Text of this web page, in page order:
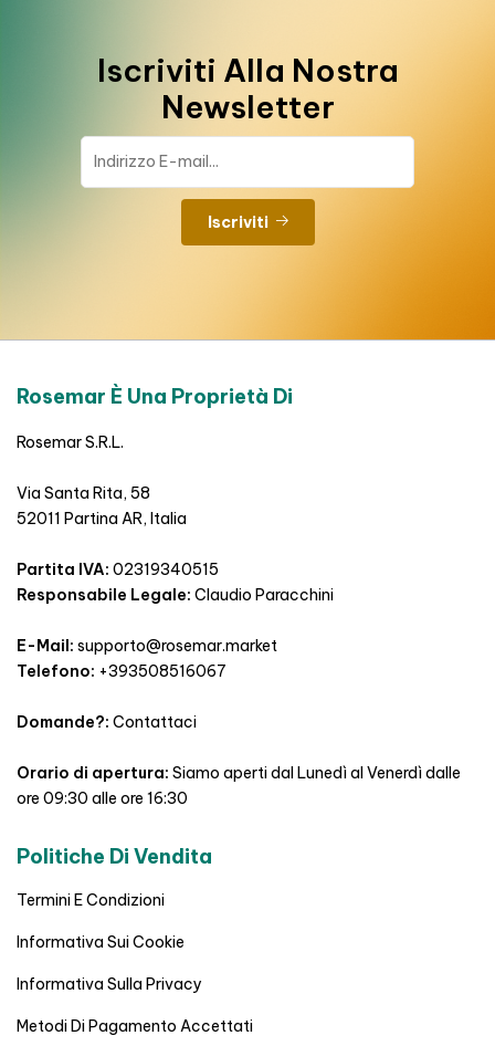
Iscriviti Alla Nostra
Newsletter
Iscriviti
Rosemar È Una Proprietà Di
Rosemar S.R.L.
Via Santa Rita, 58
52011 Partina AR, Italia
Partita IVA: 02319340515
Responsabile Legale: Claudio Paracchini
E-Mail: supporto@rosemar.market
Telefono: +393508516067
Domande?: Contattaci
Orario di apertura: Siamo aperti dal Lunedì al Venerdì dalle
ore 09:30 alle ore 16:30
Politiche Di Vendita
Termini E Condizioni
Informativa Sui Cookie
Informativa Sulla Privacy
Metodi Di Pagamento Accettati